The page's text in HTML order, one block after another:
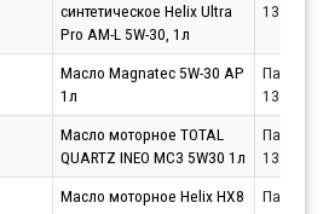
синтетическое Helix Ultra
Pro AM-L 5W-30, 1л
Масло Magnatec 5W-30 AP
1л
Партнёр
Масло моторное TOTAL
QUARTZ INEO MC3 5W30 1л
Партнёр
Масло моторное Helix HX8
Партнёр